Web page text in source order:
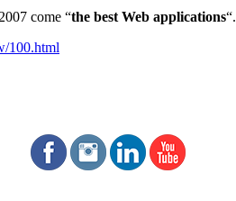
come “the best Web applications“.
100.html